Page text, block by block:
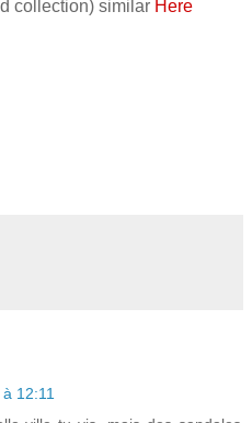
collection) similar Here
12:11